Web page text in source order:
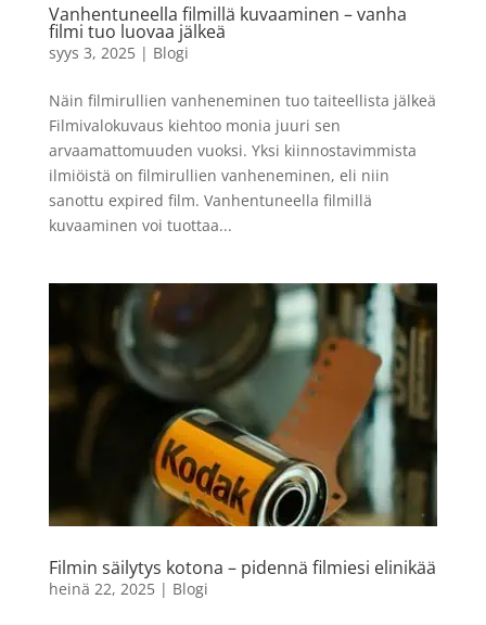
Vanhentuneella filmillä kuvaaminen – vanha
filmi tuo luovaa jälkeä
syys 3, 2025| Blogi
Näin filmirullien vanheneminen tuo taiteellista jälkeä
Filmivalokuvaus kiehtoo monia juuri sen
arvaamattomuuden vuoksi. Yksi kiinnostavimmista
ilmiöistä on filmirullien vanheneminen, eli niin
sanottu expired film. Vanhentuneella filmillä
kuvaaminen voi tuottaa...
Filmin säilytys kotona – pidennä filmiesi elinikää
heinä 22, 2025| Blogi